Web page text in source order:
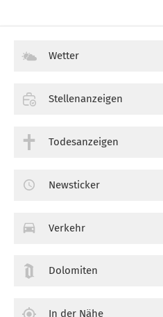
Wetter
Stellenanzeigen
Todesanzeigen
Newsticker
Verkehr
Dolomiten
In der Nähe